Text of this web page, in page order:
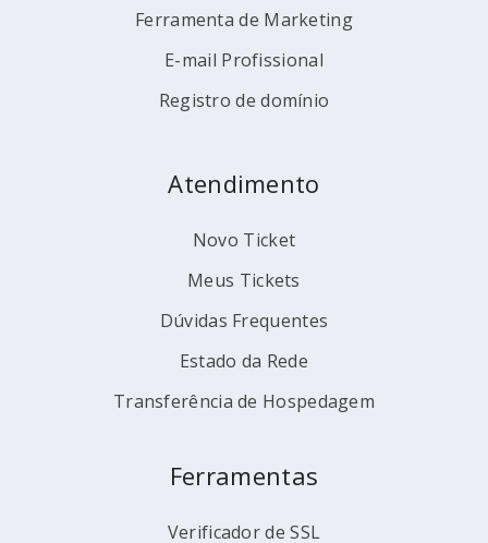
Ferramenta de Marketing
E-mail Profissional
Registro de domínio
Atendimento
Novo Ticket
Meus Tickets
Dúvidas Frequentes
Estado da Rede
Transferência de Hospedagem
Ferramentas
Verificador de SSL